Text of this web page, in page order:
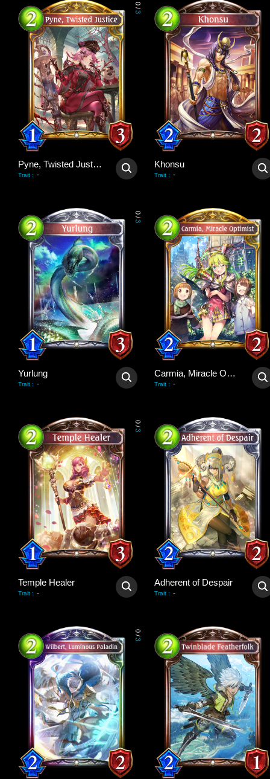
0
/
3
Pyne, Twisted Justice
Trait : -
Khonsu
Trait : -
0
/
3
Yurlung
Trait : -
Carmia, Miracle Optimist
Trait : -
0
/
3
Temple Healer
Trait : -
Adherent of Despair
Trait : -
0
/
3